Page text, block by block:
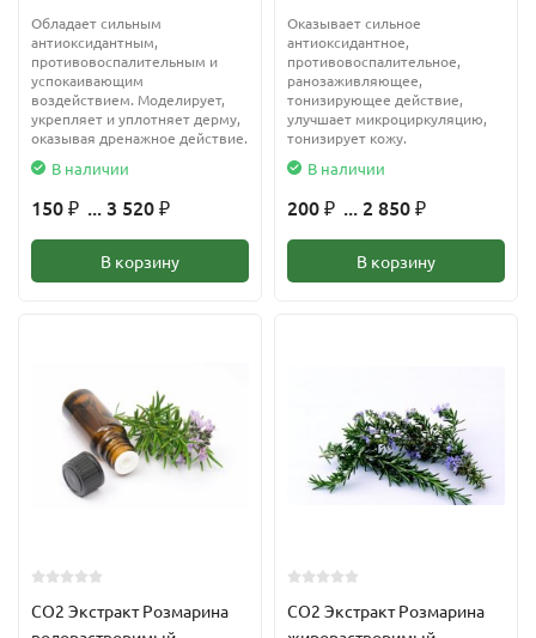
Обладает сильным
антиоксидантным,
противовоспалительным и
успокаивающим
воздействием. Моделирует,
укрепляет и уплотняет дерму,
оказывая дренажное действие.
В наличии
150 ₽ ... 3 520 ₽
В корзину
Оказывает сильное
антиоксидантное,
противовоспалительное,
ранозаживляющее,
тонизирующее действие,
улучшает микроциркуляцию,
тонизирует кожу.
В наличии
200 ₽ ... 2 850 ₽
В корзину
CO2 Экстракт Розмарина
CO2 Экстракт Розмарина